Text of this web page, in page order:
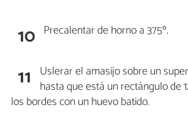
10 Precalentar de horno a 375º.
11 Uslerar el amasijo sobre un
hasta que está un rectángulo de
los bordes con un huevo batido.